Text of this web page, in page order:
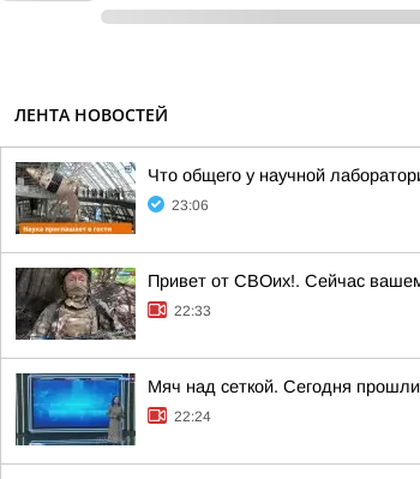
ЛЕНТА НОВОСТЕЙ
Что общего у научной
23:06
Привет от СВОих!. Сейчас
22:33
Мяч над сеткой. Сегодня
22:24